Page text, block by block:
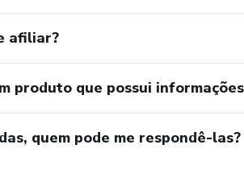
afiliar?
produto que possui
quem pode me respondê-las?